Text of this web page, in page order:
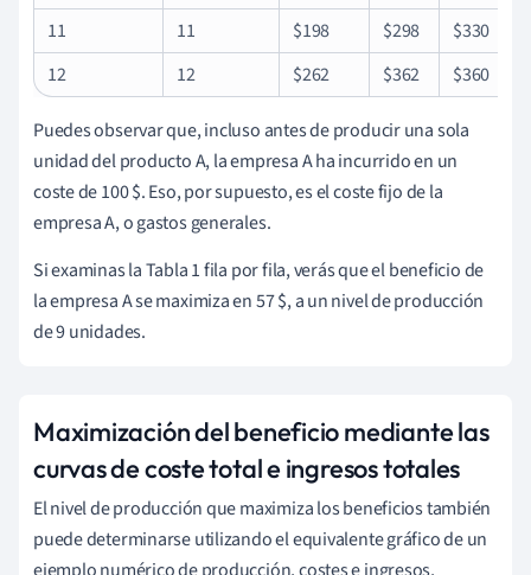
11
11 $198 $298
$330
12
12 $262 $362 $360
Puedes observar que, incluso antes de producir una sola
unidad del producto A, la empresa A ha incurrido en un
coste de 100 $. Eso, por supuesto, es el coste fijo de la
empresa A, o gastos generales.
Si examinas la Tabla 1 fila por fila, verás que el beneficio de
la empresa A se maximiza en 57 $, a un nivel de producción
de 9 unidades.
Maximización del beneficio mediante las
curvas de coste total e ingresos totales
El nivel de producción que maximiza los beneficios también
puede determinarse utilizando el equivalente gráfico de un
ejemplo numérico de producción, costes e ingresos,